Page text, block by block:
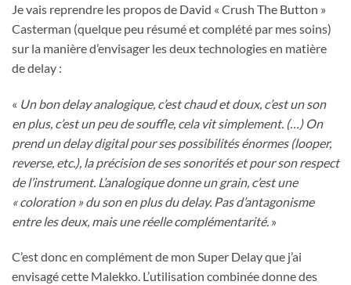
Je vais reprendre les propos de David « Crush The Button »
Casterman (quelque peu résumé et complété par mes soins)
sur la manière d’envisager les deux technologies en matière
de delay :
« Un bon delay analogique, c’est chaud et doux, c’est un son
en plus, c’est un peu de souffle, cela vit simplement. (…) On
prend un delay digital pour ses possibilités énormes (looper,
reverse, etc.), la précision de ses sonorités et pour son respect
de l’instrument. L’analogique donne un grain, c’est une
« coloration » du son en plus du delay. Pas d’antagonisme
entre les deux, mais une réelle complémentarité. »
C’est donc en complément de mon Super Delay que j’ai
envisagé cette Malekko. L’utilisation combinée donne des